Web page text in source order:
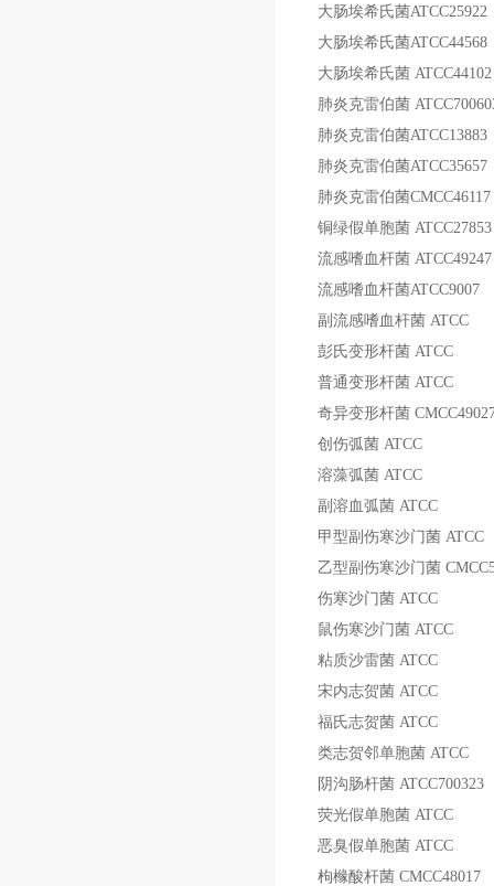
大肠埃希氏菌ATCC25922
大肠埃希氏菌ATCC44568
大肠埃希氏菌 ATCC44102
肺炎克雷伯菌
肺炎克雷伯菌ATCC13883
肺炎克雷伯菌ATCC35657
肺炎克雷伯菌CMCC46117
铜绿假单胞菌 ATCC27853
流感嗜血杆菌 ATCC49247
流感嗜血杆菌ATCC9007
副流感嗜血杆菌 ATCC
彭氏变形杆菌 ATCC
普通变形杆菌 ATCC
奇异变形杆菌
创伤弧菌 ATCC
溶藻弧菌 ATCC
副溶血弧菌 ATCC
甲型副伤寒沙门菌 ATCC
乙型副伤寒沙门菌
伤寒沙门菌 ATCC
鼠伤寒沙门菌 ATCC
粘质沙雷菌 ATCC
宋内志贺菌 ATCC
福氏志贺菌 ATCC
类志贺邻单胞菌 ATCC
阴沟肠杆菌 ATCC700323
荧光假单胞菌 ATCC
恶臭假单胞菌 ATCC
枸橼酸杆菌 CMCC48017